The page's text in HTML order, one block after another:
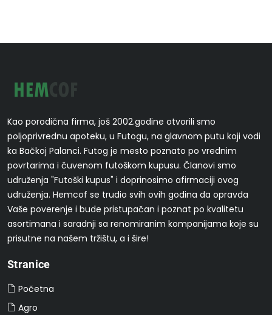
Kao porodična firma, još 2002.godine otvorili smo
poljoprivrednu apoteku, u Futogu, na glavnom putu koji vodi
ka Bačkoj Palanci. Futog je mesto poznato po vrednim
povrtarima i čuvenom futoškom kupusu. Članovi smo
udruženja "Futoški kupus" i doprinosimo afirmaciji ovog
udruženja. Hemcof se trudio svih ovih godina da opravda
Vaše poverenje i bude pristupačan i poznat po kvalitetu
asortimana i saradnji sa renomiranim kompanijama koje su
prisutne na našem tržištu, a i šire!
Stranice
Početna
Agro